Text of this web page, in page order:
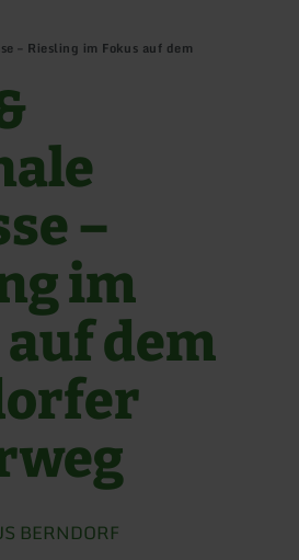
– Riesling im Fokus auf dem
–
im
auf dem
BERNDORF